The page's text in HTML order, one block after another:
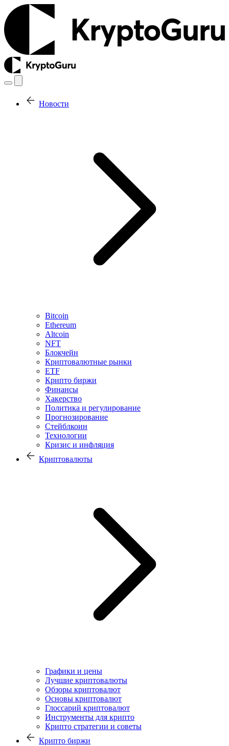
Новости
Bitcoin
Ethereum
Altcoin
NFT
Блокчейн
Криптовалютные рынки
ETF
Крипто биржи
Финансы
Хакерство
Политика и регулирование
Прогнозирование
Стейблкоин
Технологии
Кризис и инфляция
Криптовалюты
Графики и цены
Лучшие криптовалюты
Обзоры криптовалют
Основы криптовалют
Глоссарий криптовалют
Инструменты для крипто
Крипто стратегии и советы
Крипто биржи